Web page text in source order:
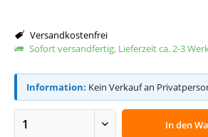
Versandkostenfrei
Sofort versandfertig, Lieferzeit ca. 2-3
Information: Kein Verkauf an
In den